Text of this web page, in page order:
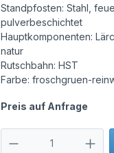
Standpfosten: Stahl,
pulverbeschichtet
Hauptkomponenten:
natur
Rutschbahn: HST
Farbe: froschgruen-
Preis auf Anfrage